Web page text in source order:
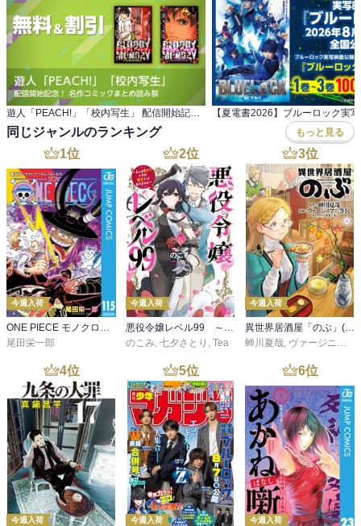
同じジャンルのランキング もっと見る
1位
今週入荷
ONE PIECE モノクロ版 115
尾田栄一郎
2位
今週入荷
悪役令嬢レベル99 ～私は裏ボスですが魔王ではありません～ その６
のこみ, 七夕さとり , Tea
3位
今週入荷
異世界居酒屋「のぶ」(22)
蝉川夏哉, ヴァージニア二等兵
4位
今週入荷
5位
今週入荷
6位
今週入荷